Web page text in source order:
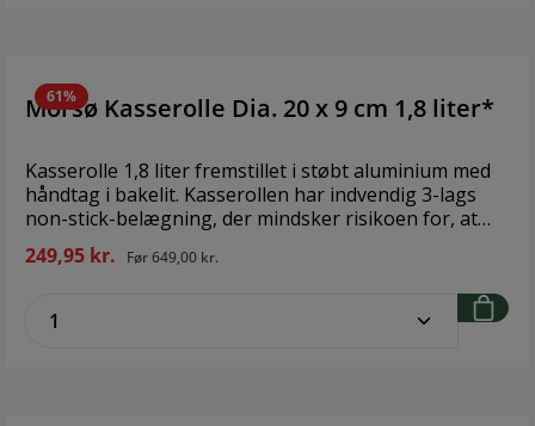
61%
Morsø Kasserolle Dia. 20 x 9 cm 1,8 liter*
Kasserolle 1,8 liter fremstillet i støbt aluminium med
håndtag i bakelit. Kasserollen har indvendig 3-lags
non-stick-belægning, der mindsker risikoen for, at
maden brænder fast, og beskyttende udvendig
coating, der letter rengøringen. Diam. 20 cm. Der kan
Morsø Størrelse: Dia. 20 x 9 cm 1,8 liter Materiale:
støbt aluminium
249,95 kr. Før649,00 kr.